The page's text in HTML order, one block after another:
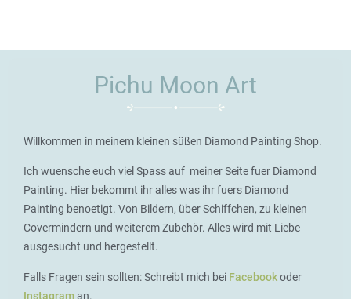
Pichu Moon Art
Willkommen in meinem kleinen süßen Diamond Painting Shop.
Ich wuensche euch viel Spass auf meiner Seite fuer Diamond
Painting. Hier bekommt ihr alles was ihr fuers Diamond
Painting benoetigt. Von Bildern, über Schiffchen, zu kleinen
Covermindern und weiterem Zubehör. Alles wird mit Liebe
ausgesucht und hergestellt.
Falls Fragen sein sollten: Schreibt mich bei Facebookoder
Instagraman.